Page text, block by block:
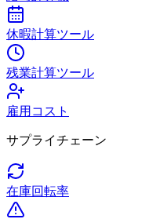
休暇計算ツール
残業計算ツール
雇用コスト
サプライチェーン
在庫回転率